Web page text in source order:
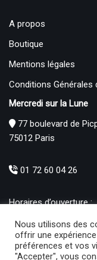
A propos
Boutique
Mentions légales
Conditions Générales
Mercredi sur la Lune
77 boulevard de
75012 Paris
01 72 60 04 26
Horaires d’ouverture :
Mercredi au Samedi :
Produits
Nous utilisons des
offrir une
préférences et vos
"Accepter", vous